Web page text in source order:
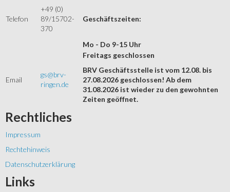
Telefon
+49 (0)
89/15702-
370
Geschäftszeiten:
Mo - Do 9-15 Uhr
Email
gs@brv-
ringen.de
Freitags geschlossen
BRV Geschäftsstelle ist vom 12.08. bis
27.08.2026 geschlossen! Ab dem
31.08.2026 ist wieder zu den gewohnten
Zeiten geöffnet.
Rechtliches
Impressum
Rechtehinweis
Datenschutzerklärung
Links